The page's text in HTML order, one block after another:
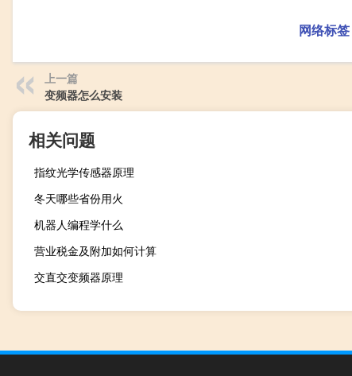
网络标签
上一篇
变频器怎么安装
相关问题
指纹光学传感器原理
冬天哪些省份用火
机器人编程学什么
营业税金及附加如何计算
交直交变频器原理